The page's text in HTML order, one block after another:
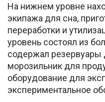
На нижнем уровне
экипажа для сна,
переработки и
уровень состоял из
содержал резервуары
морозильник для
оборудование для
экспериментальное